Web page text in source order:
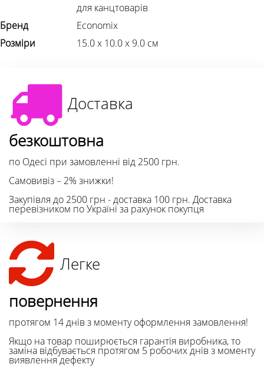
для канцтоварів
Бренд
Economix
Розміри
15.0 х 10.0 х 9.0 см
Доставка
безкоштовна
по Одесі при замовленні від 2500 грн.
Самовивіз – 2% знижки!
Закупівля до 2500 грн - доставка 100 грн. Доставка
перевізником по Україні за рахунок покупця
Легке
повернення
протягом 14 днів з моменту оформлення замовлення!
Якщо на товар поширюється гарантія виробника, то
заміна відбувається протягом 5 робочих днів з моменту
виявлення дефекту